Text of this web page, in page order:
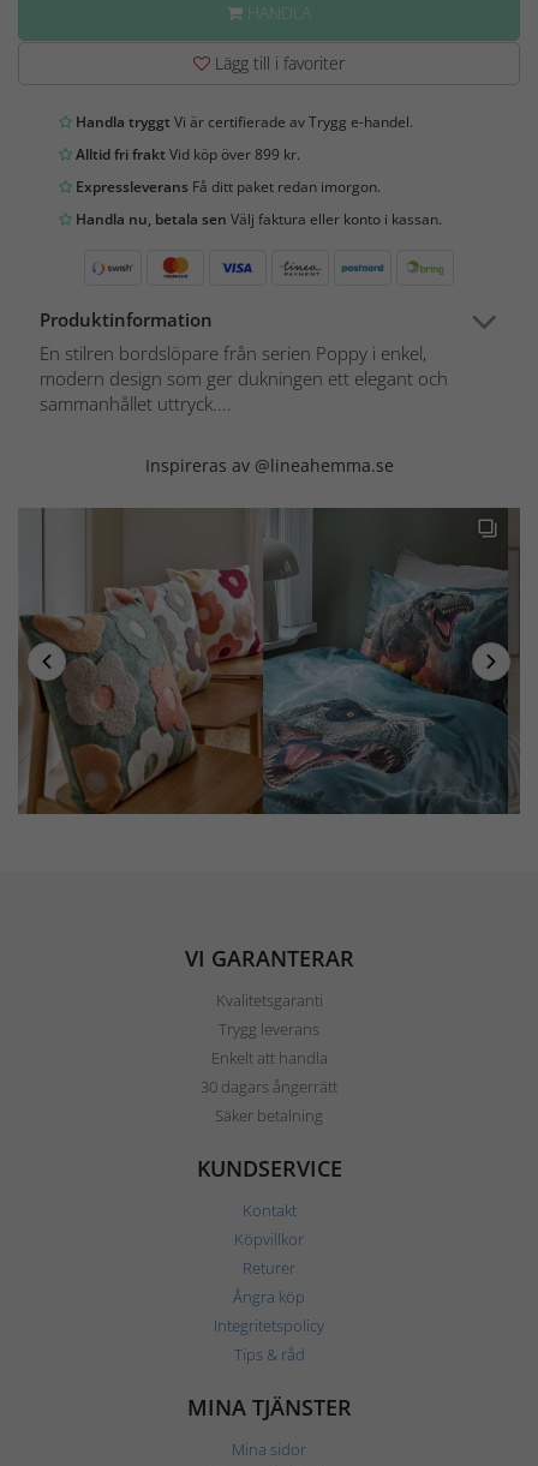
HANDLA
Lägg till i favoriter
Handla tryggtVi är certifierade av Trygg e-handel.
Alltid fri fraktVid köp över 899 kr.
Expressleverans Få ditt paket redan imorgon.
Handla nu, betala sen Välj faktura eller konto i kassan.
Produktinformation
En stilren bords­löpare från serien Poppy i enkel,
modern design som ger dukningen ett elegant och
sammanhållet uttryck....
Inspireras av @lineahemma.se
VI GARANTERAR
Kvalitetsgaranti
Trygg leverans
Enkelt att handla
30 dagars ångerrätt
Säker betalning
KUNDSERVICE
Kontakt
Köpvillkor
Returer
Ångra köp
Integritetspolicy
Tips & råd
MINA TJÄNSTER
Mina sidor